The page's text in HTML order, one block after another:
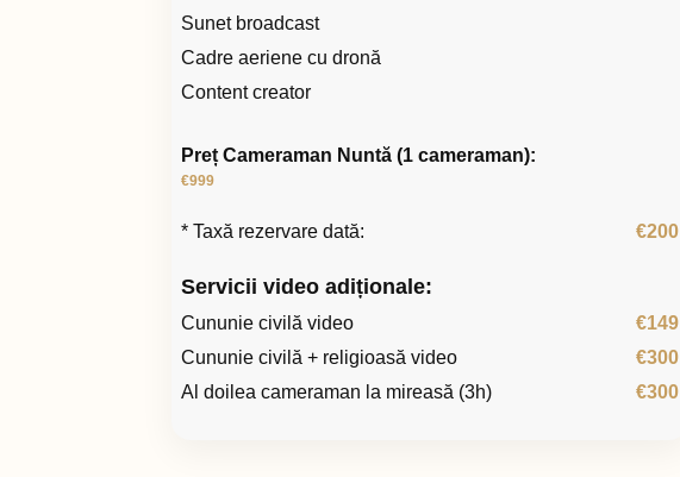
Sunet broadcast
Cadre aeriene cu dronă
Content creator
Preț Cameraman Nuntă (1 cameraman):
€999
* Taxă rezervare dată: €200
Servicii video adiționale:
Cununie civilă video
€149
Cununie civilă + religioasă video
€300
Al doilea cameraman la mireasă (3h)
€300